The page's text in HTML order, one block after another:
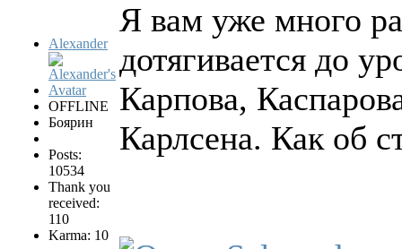
Alexander
OFFLINE
Боярин
Posts:
10534
Thank you
received:
110
Karma: 10
Я вам уже много
дотягивается до
Карпова,
Карлсена. Как об